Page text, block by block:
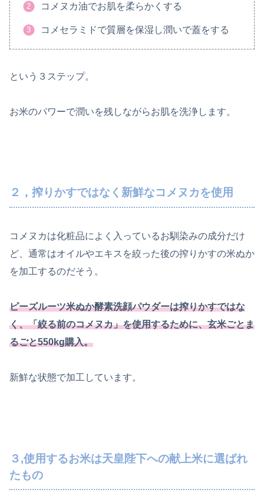
コメヌカ油でお肌を柔らかくする
コメセラミドで質層を保湿し潤いで蓋をする
という３ステップ。
お米のパワーで潤いを残しながらお肌を洗浄します。
２，搾りかすではなく新鮮なコメヌカを使用
コメヌカは化粧品によく入っているお馴染みの成分だけ
ど、通常はオイルやエキスを絞った後の搾りかすの米ぬか
を加工するのだそう。
ピーズルーツ米ぬか酵素洗顔パウダーは搾りかすではな
く、「絞る前のコメヌカ」を使用するために、玄米ごとま
るごと550kg購入。
新鮮な状態で加工しています。
３,使用するお米は天皇陛下への献上米に選ばれ
たもの